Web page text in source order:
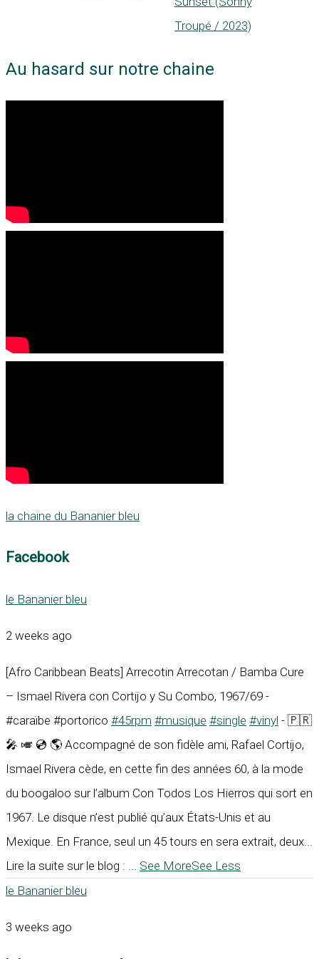
Troupé / 2023)
Au hasard sur notre chaine
la chaine du Bananier bleu
Facebook
le Bananier bleu
2 weeks ago
[Afro Caribbean Beats] Arrecotin Arrecotan / Bamba Cure
– Ismael Rivera con Cortijo y Su Combo, 1967/69 -
#caraïbe #portorico #45rpm #musique #single #vinyl - 🇵🇷
🎤 🎺 💿 🌎 Accompagné de son fidèle ami, Rafael Cortijo,
Ismael Rivera cède, en cette fin des années 60, à la mode
du boogaloo sur l’album Con Todos Los Hierros qui sort en
1967. Le disque n’est publié qu’aux États-Unis et au
Mexique. En France, seul un 45 tours en sera extrait, deux...
Lire la suite sur le blog :
See MoreSee Less
le Bananier bleu
3 weeks ago